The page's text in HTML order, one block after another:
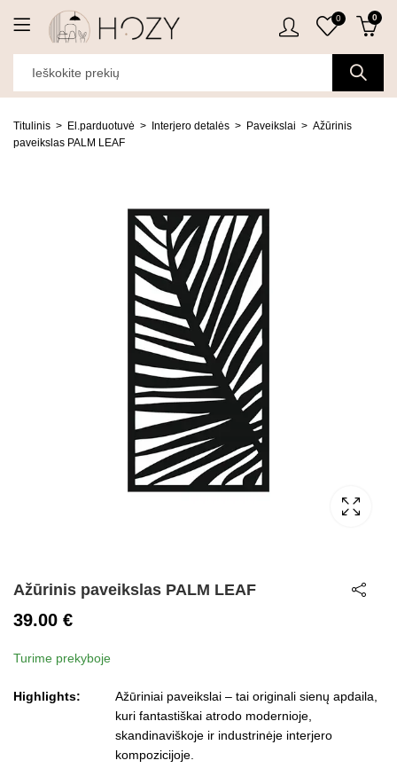
0 0
Titulinis El.parduotuvė Interjero detalės Paveikslai
Ažūrinis
paveikslas PALM LEAF
Ažūrinis paveikslas PALM LEAF
39.00 €
Turime prekyboje
Highlights:
Ažūriniai paveikslai – tai originali sienų apdaila,
kuri fantastiškai atrodo modernioje,
skandinaviškoje ir industrinėje interjero
kompozicijoje.